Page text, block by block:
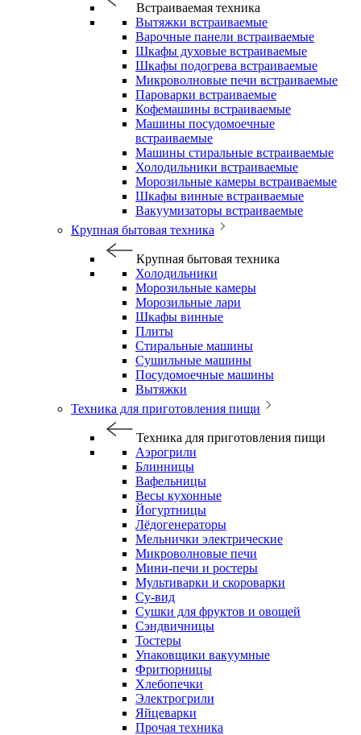
Встраиваемая техника
Вытяжки встраиваемые
Варочные панели встраиваемые
Шкафы духовые встраиваемые
Шкафы подогрева встраиваемые
Микроволновые печи встраиваемые
Пароварки встраиваемые
Кофемашины встраиваемые
Машины посудомоечные
встраиваемые
Машины стиральные встраиваемые
Холодильники встраиваемые
Морозильные камеры встраиваемые
Шкафы винные встраиваемые
Вакуумизаторы встраиваемые
Крупная бытовая техника
Крупная бытовая техника
Холодильники
Морозильные камеры
Морозильные лари
Шкафы винные
Плиты
Стиральные машины
Сушильные машины
Посудомоечные машины
Вытяжки
Техника для приготовления пищи
Техника для приготовления пищи
Аэрогрили
Блинницы
Вафельницы
Весы кухонные
Йогуртницы
Лёдогенераторы
Мельнички электрические
Микроволновые печи
Мини-печи и ростеры
Мультиварки и скороварки
Су-вид
Сушки для фруктов и овощей
Сэндвичницы
Тостеры
Упаковщики вакуумные
Фритюрницы
Хлебопечки
Электрогрили
Яйцеварки
Прочая техника